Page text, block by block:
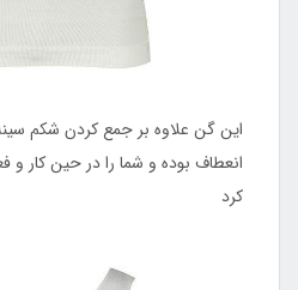
این گن علاوه بر جمع کردن شکم
انعطاف بوده و شما را در حین کار
کرد